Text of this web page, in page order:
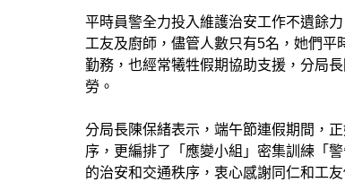
平時員警全力投入維護治安工作不遺餘
工友及廚師，儘管人數只有5名，她們
勤務，也經常犧牲假期協助支援，分局
勞。
分局長陳保緒表示，端午節連假期間，
序，更編排了「應變小組」密集訓練「
的治安和交通秩序，衷心感謝同仁和工